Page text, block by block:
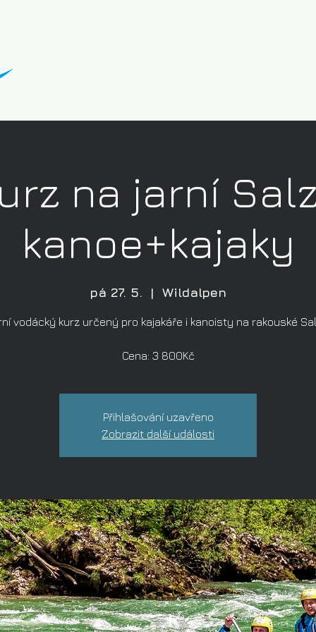
na jarní
kanoe+kajaky
pá 27. 5.
  |
Wildalpen
vodácký kurz určený pro kajakáře i kanoisty na rakouské
Cena: 3 800Kč
Přihlašování uzavřeno
Zobrazit další události